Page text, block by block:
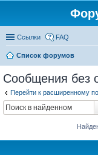
Ссылки FAQ
Список форумов
Сообщения без
Перейти к расширенному